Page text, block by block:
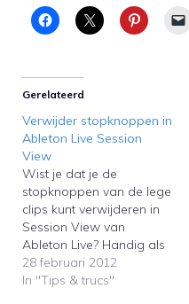
Gerelateerd
Verwijder stopknoppen in
Ableton Live Session
View
Wist je dat je de
stopknoppen van de lege
clips kunt verwijderen in
Session View van
Ableton Live? Handig als
je één clip continu wilt
afspelen in een track.
28 februari 2012
In "Tips & trucs"